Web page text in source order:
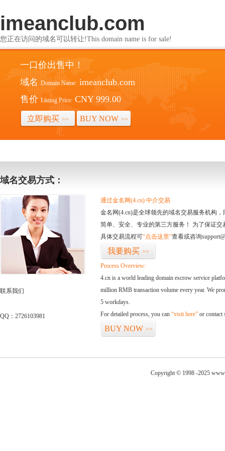
imeanclub.com
您正在访问的域名可以转让!This domain name is for sale!
一口价出售中！
域名 Domain Name: imeanclub.com
售价 Listing Price: CNY 999.00
立即购买 >> BUY NOW >>
域名交易方式：
联系我们
QQ：2726103981
通过金名网(4.cn) 中介交易
金名网(4.cn)是全球领先的域名交易服务机构
简单、安全、专业的第三方服务！ 为了保证
具体交易流程可“点击这里”查看或咨询
我要购买 >>
Process Overview:
4.cn is a world leading domain escrow service
million RMB transaction volume every year. We
5 workdays.
For detailed process, you can “visit here” or contact
BUY NOW >>
Copyright © 1998 -2025